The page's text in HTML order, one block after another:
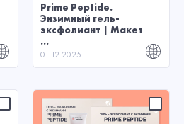
Prime Peptide.
Энзимный гель-
эксфолиант | Макет
...
01.12.2025